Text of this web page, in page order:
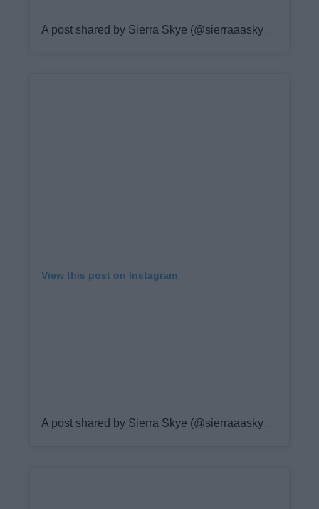
A post shared by Sierra Skye (@sierraaaskyee)
View this post on Instagram
A post shared by Sierra Skye (@sierraaaskyee)